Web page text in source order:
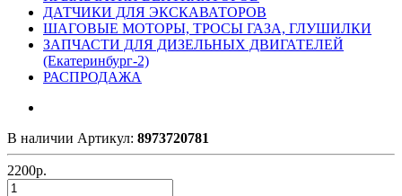
ДАТЧИКИ ДЛЯ ЭКСКАВАТОРОВ
ШАГОВЫЕ МОТОРЫ, ТРОСЫ ГАЗА, ГЛУШИЛКИ
ЗАПЧАСТИ ДЛЯ ДИЗЕЛЬНЫХ ДВИГАТЕЛЕЙ
(Екатеринбург-2)
РАСПРОДАЖА
В наличии Артикул: 8973720781
2200р.